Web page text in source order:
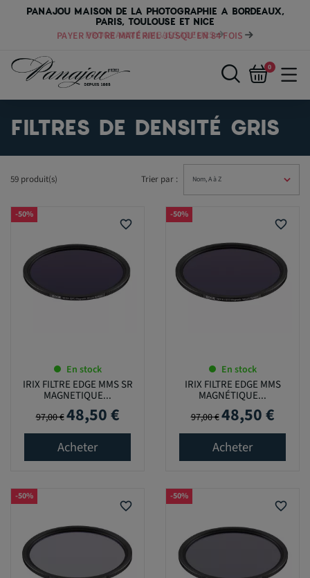
PANAJOU MAISON DE LA PHOTOGRAPHIE A BORDEAUX,
PARIS, TOULOUSE ET NICE
PAYER VOTRE MATÉRIEL JUSQU'EN 84 FOIS
0
FILTRES DE DENSITÉ GRIS
59 produit(s) Trier par :
favorite_border
En stock
IRIX FILTRE EDGE MMS SR
MAGNETIQUE...
Prix de base
97,00 €Prix
48,50 €
Acheter
-50%
favorite_border
En stock
IRIX FILTRE EDGE MMS
MAGNÉTIQUE...
Prix de base
97,00 €Prix
48,50 €
Acheter
-50%
favorite_border
-50%
favorite_border
-50%